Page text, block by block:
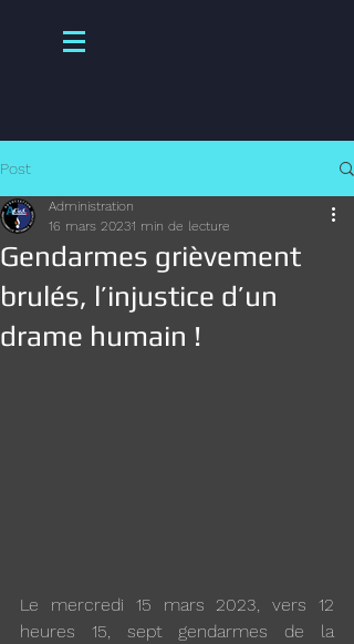
Post
Gendarmes grièvement
brulés, l’injustice d’un
drame humain !
Administration
16 mars 20231 min de lecture
Le mercredi 15 mars 2023, vers 12
heures 15, sept gendarmes de la